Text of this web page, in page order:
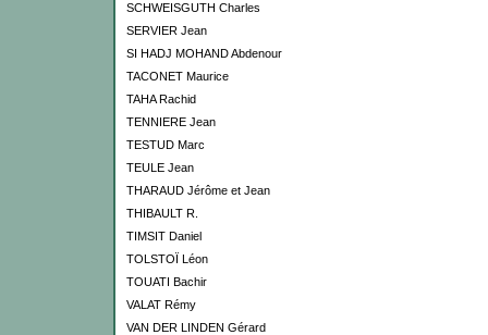
SCHWEISGUTH Charles
SERVIER Jean
SI HADJ MOHAND Abdenour
TACONET Maurice
TAHA Rachid
TENNIERE Jean
TESTUD Marc
TEULE Jean
THARAUD Jérôme et Jean
THIBAULT R.
TIMSIT Daniel
TOLSTOÏ Léon
TOUATI Bachir
VALAT Rémy
VAN DER LINDEN Gérard